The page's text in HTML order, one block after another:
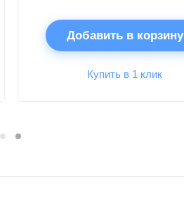
Добавить в корзину
Купить в 1 клик